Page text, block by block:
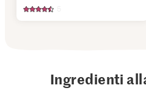
Ingredienti